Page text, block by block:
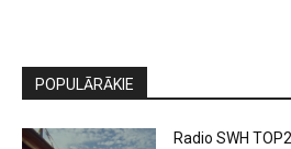
POPULĀRĀKIE
Radio SWH